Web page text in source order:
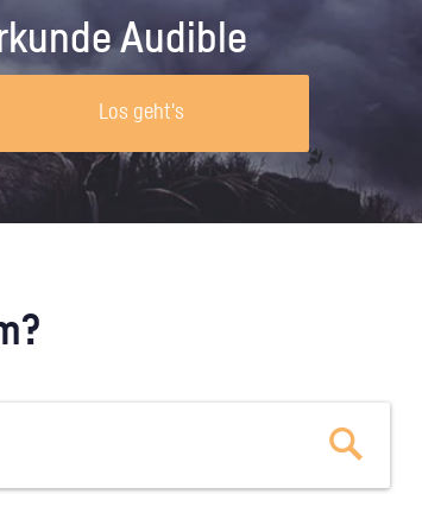
Audible
Los geht's